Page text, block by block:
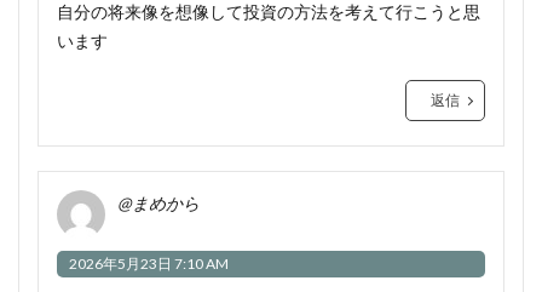
自分の将来像を想像して投資の方法を考えて行こうと思
います
返信
@まめから
2026年5月23日 7:10 AM